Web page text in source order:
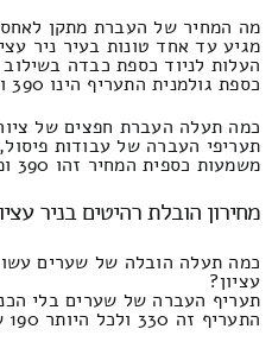
מה המחיר של העברת מתקן
מגיע עד אחד טונות בעיר ניר
העלות לניוד כספת כבדה
כספת גולמנית התעריף הינו 390 ולכל היותר 170 ₪.
כמה תעלה העברת חפצים של
תעריפי העברה של עבודות
משמעות כספית המחיר זהו 390 ומקסימום 180 שקלים.
מחירון הובלת רהיטים בניר
כמה תעלה הובלה של שערים
עציון?
תעריף העברה של שערים בלי
התעריף זה 330 ולכל היותר 190 שקלים חדשים.